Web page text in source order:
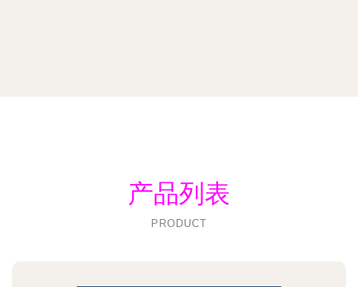
产品列表
PRODUCT